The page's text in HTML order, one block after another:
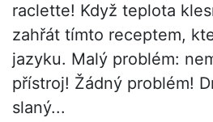
raclette! Když teplota
zahřát tímto receptem,
jazyku. Malý problém:
přístroj! Žádný problém!
slaný...